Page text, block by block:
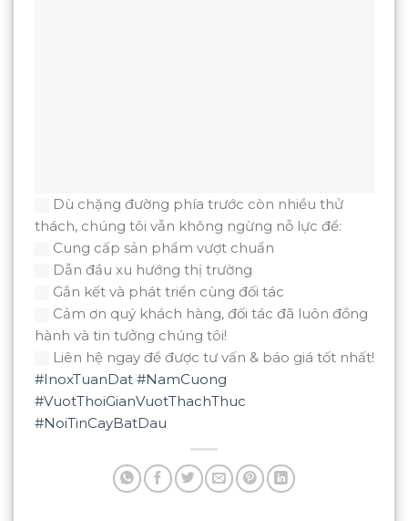
Dù chặng đường phía trước còn nhiều thử
thách, chúng tôi vẫn không ngừng nỗ lực để:
Cung cấp sản phẩm vượt chuẩn
Dẫn đầu xu hướng thị trường
Gắn kết và phát triển cùng đối tác
Cảm ơn quý khách hàng, đối tác đã luôn đồng
hành và tin tưởng chúng tôi!
Liên hệ ngay để được tư vấn & báo giá tốt nhất!
#InoxTuanDat #NamCuong
#VuotThoiGianVuotThachThuc
#NoiTinCayBatDau